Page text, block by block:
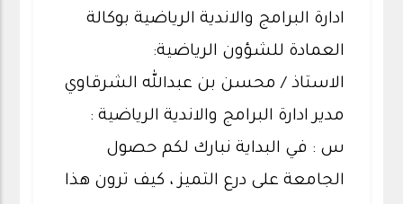
ادارة البرامج والاندية الرياضية بوكالة
العمادة للشؤون الرياضية:
الاستاذ / محسن بن عبدالله الشرقاوي
مدير ادارة البرامج والاندية الرياضية :
س : في البداية نبارك لكم حصول
الجامعة على درع التميز ، كيف ترون هذا